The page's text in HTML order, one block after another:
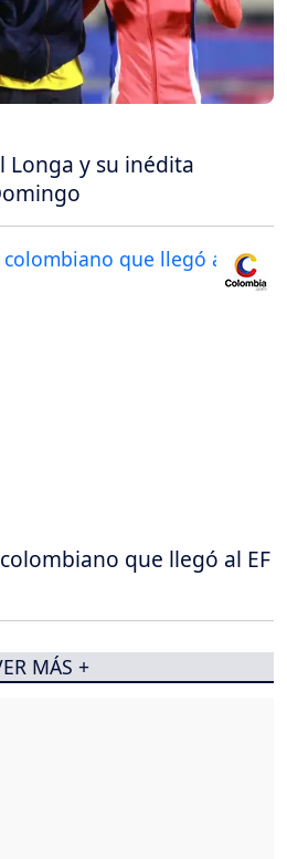
Longa y su inédita
que llegó al EF
MÁS +